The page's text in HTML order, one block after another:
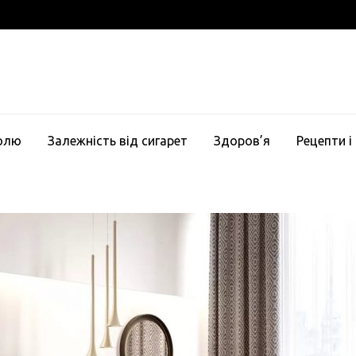
Залежність від сигарет Здоров’я Рецепти